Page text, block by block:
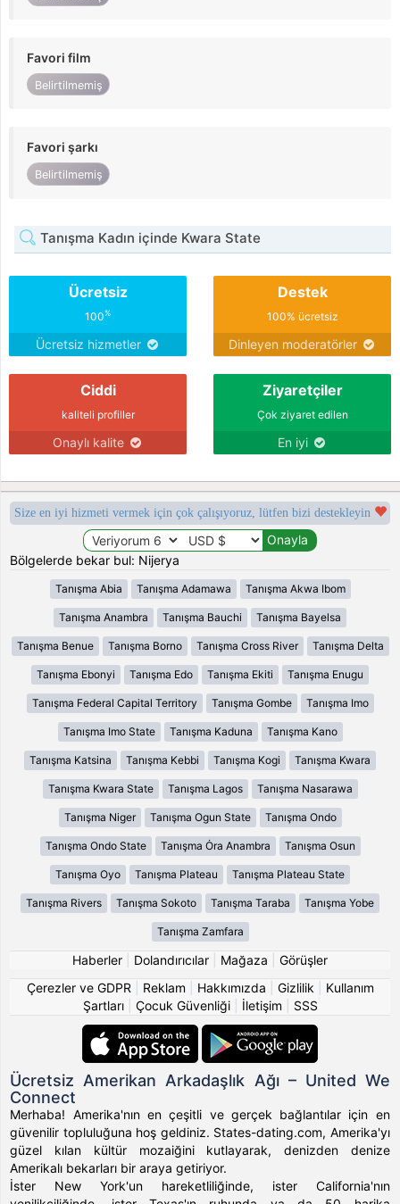
Favori film
Belirtilmemiş
Favori şarkı
Belirtilmemiş
Tanışma Kadın içinde Kwara State
Ücretsiz
100%
Ücretsiz hizmetler
Destek
100% ücretsiz
Dinleyen moderatörler
Ciddi
kaliteli profiller
Onaylı kalite
Ziyaretçiler
Çok ziyaret edilen
En iyi
Size en iyi hizmeti vermek için çok çalışıyoruz, lütfen bizi destekleyin
Bölgelerde bekar bul: Nijerya
Tanışma Abia Tanışma Adamawa Tanışma Akwa Ibom
Tanışma Anambra Tanışma Bauchi Tanışma Bayelsa
Tanışma Benue Tanışma Borno Tanışma Cross River Tanışma Delta
Tanışma Ebonyi Tanışma Edo Tanışma Ekiti Tanışma Enugu
Tanışma Federal Capital Territory Tanışma Gombe Tanışma Imo
Tanışma Imo State Tanışma Kaduna Tanışma Kano
Tanışma Katsina Tanışma Kebbi Tanışma Kogi Tanışma Kwara
Tanışma Kwara State Tanışma Lagos Tanışma Nasarawa
Tanışma Niger Tanışma Ogun State Tanışma Ondo
Tanışma Ondo State Tanışma Ȯra Anambra Tanışma Osun
Tanışma Oyo Tanışma Plateau Tanışma Plateau State
Tanışma Rivers Tanışma Sokoto Tanışma Taraba Tanışma Yobe
Tanışma Zamfara
Haberler Dolandırıcılar Mağaza
Görüşler
Çerezler ve GDPR
Reklam Hakkımızda Gizlilik
Kullanım
Şartları| Çocuk Güvenliği| İletişim SSS
Ücretsiz Amerikan Arkadaşlık Ağı – United We
Connect
Merhaba! Amerika'nın en çeşitli ve gerçek bağlantılar için en
güvenilir topluluğuna hoş geldiniz. States-dating.com, Amerika'yı
güzel kılan kültür mozaiğini kutlayarak, denizden denize
Amerikalı bekarları bir araya getiriyor.
İster New York'un hareketliliğinde, ister California'nın